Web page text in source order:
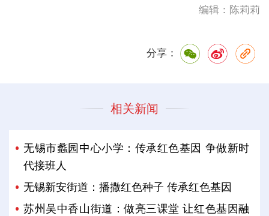
编辑：陈莉莉
分享：
相关新闻
无锡市蠡园中心小学：传承红色基因 争做新时
代接班人
无锡新安街道：播撒红色种子 传承红色基因
苏州吴中香山街道：做亮三课堂 让红色基因融